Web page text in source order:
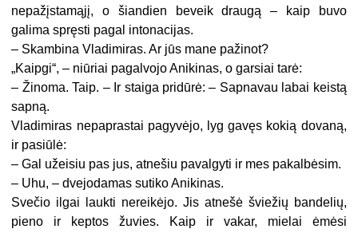
nepažįstamąjį, o šiandien beveik draugą – kaip buvo
galima spręsti pagal intonacijas.
– Skambina Vladimiras. Ar jūs mane pažinot?
„Kaipgi“, – niūriai pagalvojo Anikinas, o garsiai tarė:
– Žinoma. Taip. – Ir staiga pridūrė: – Sapnavau labai keistą
sapną.
Vladimiras nepaprastai pagyvėjo, lyg gavęs kokią dovaną,
ir pasiūlė:
– Gal užeisiu pas jus, atnešiu pavalgyti ir mes pakalbėsim.
– Uhu, – dvejodamas sutiko Anikinas.
Svečio ilgai laukti nereikėjo. Jis atnešė šviežių bandelių,
pieno ir keptos žuvies. Kaip ir vakar, mielai ėmėsi